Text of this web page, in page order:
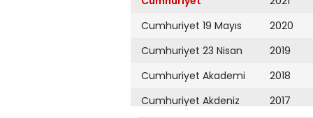
Cumhuriyet 19 Mayıs
Cumhuriyet 23 Nisan
Cumhuriyet Akademi
Cumhuriyet Akdeniz
2020
2019
2018
2017